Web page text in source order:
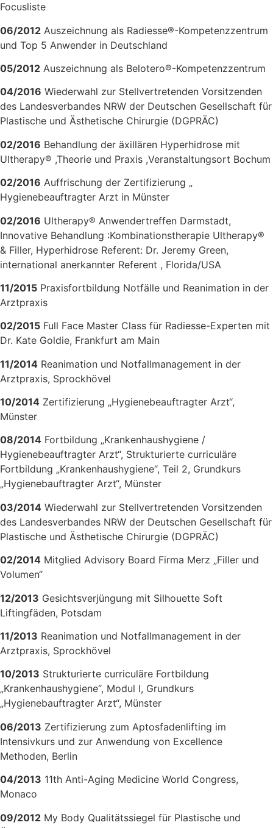
Focusliste
06/2012 Auszeichnung als Radiesse®-Kompetenzzentrum
und Top 5 Anwender in Deutschland
05/2012 Auszeichnung als Belotero®-Kompetenzzentrum
04/2016 Wiederwahl zur Stellvertretenden Vorsitzenden
des Landesverbandes NRW der Deutschen Gesellschaft für
Plastische und Ästhetische Chirurgie (DGPRÄC)
02/2016 Behandlung der äxillären Hyperhidrose mit
Ultherapy® ,Theorie und Praxis ,Veranstaltungsort Bochum
02/2016 Auffrischung der Zertifizierung „
Hygienebeauftragter Arzt in Münster
02/2016 Ultherapy® Anwendertreffen Darmstadt,
Innovative Behandlung :Kombinationstherapie Ultherapy®
& Filler, Hyperhidrose Referent: Dr. Jeremy Green,
international anerkannter Referent , Florida/USA
11/2015 Praxisfortbildung Notfälle und Reanimation in der
Arztpraxis
02/2015 Full Face Master Class für Radiesse-Experten mit
Dr. Kate Goldie, Frankfurt am Main
11/2014 Reanimation und Notfallmanagement in der
Arztpraxis, Sprockhövel
10/2014 Zertifizierung „Hygienebeauftragter Arzt“,
Münster
08/2014 Fortbildung „Krankenhaushygiene /
Hygienebeauftragter Arzt“, Strukturierte curriculäre
Fortbildung „Krankenhaushygiene“, Teil 2, Grundkurs
„Hygienebauftragter Arzt“, Münster
03/2014 Wiederwahl zur Stellvertretenden Vorsitzenden
des Landesverbandes NRW der Deutschen Gesellschaft für
Plastische und Ästhetische Chirurgie (DGPRÄC)
02/2014 Mitglied Advisory Board Firma Merz „Filler und
Volumen“
12/2013 Gesichtsverjüngung mit Silhouette Soft
Liftingfäden, Potsdam
11/2013 Reanimation und Notfallmanagement in der
Arztpraxis, Sprockhövel
10/2013 Strukturierte curriculäre Fortbildung
„Krankenhaushygiene“, Modul I, Grundkurs
„Hygienebauftragter Arzt“, Münster
06/2013 Zertifizierung zum Aptosfadenlifting im
Intensivkurs und zur Anwendung von Excellence
Methoden, Berlin
04/2013 11th Anti-Aging Medicine World Congress,
Monaco
09/2012 My Body Qualitätssiegel für Plastische und